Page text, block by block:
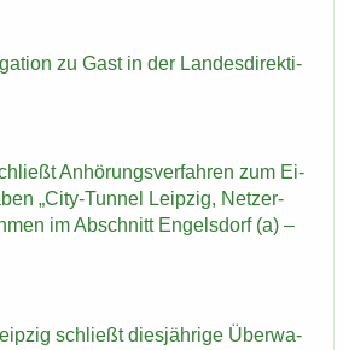
zu Gast in der Lan­des­di­rek­ti­
An­hö­rungs­ver­fah­ren zum Ei­
„City-​Tunnel Leip­zig, Netz­er­
im Ab­schnitt En­gels­dorf (a) –
schließt dies­jäh­ri­ge Über­wa­